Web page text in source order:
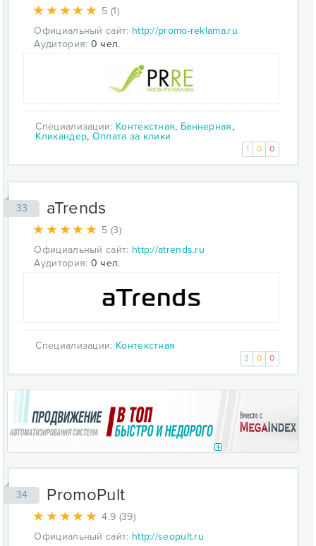
5 (1)
Официальный сайт: http://promo-reklama.ru
Аудитория: 0 чел.
Специализации: Контекстная, Баннерная,
Кликандер, Оплата за клики
1 0 0
33 aTrends
5 (3)
Официальный сайт: http://atrends.ru
Аудитория: 0 чел.
Специализации: Контекстная
3 0 0
34 PromoPult
4.9 (39)
Официальный сайт: http://seopult.ru